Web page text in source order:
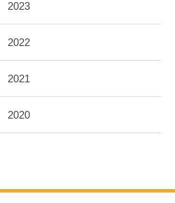
2023
2022
2021
2020